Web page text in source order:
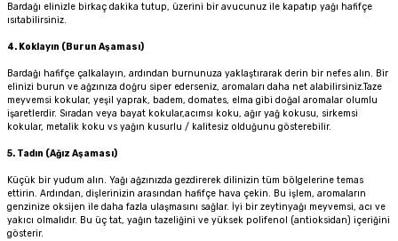
Bardağı elinizle birkaç dakika tutup, üzerini bir avucunuz ile kapatıp yağı hafifçe
ısıtabilirsiniz.
4. Koklayın (Burun Aşaması)
Bardağı hafifçe çalkalayın, ardından burnunuza yaklaştırarak derin bir nefes alın. Bir
elinizi burun ve ağzınıza doğru siper ederseniz, aromaları daha net alabilirsiniz.Taze
meyvemsi kokular, yeşil yaprak, badem, domates, elma gibi doğal aromalar olumlu
işaretlerdir. Sıradan veya bayat kokular,acımsı koku, ağır yağ kokusu, sirkemsi
kokular, metalik koku vs yağın kusurlu / kalitesiz olduğunu gösterebilir.
5. Tadın (Ağız Aşaması)
Küçük bir yudum alın. Yağı ağzınızda gezdirerek dilinizin tüm bölgelerine temas
ettirin. Ardından, dişlerinizin arasından hafifçe hava çekin. Bu işlem, aromaların
genzinize oksijen ile daha fazla ulaşmasını sağlar. İyi bir zeytinyağı meyvemsi, acı ve
yakıcı olmalıdır. Bu üç tat, yağın tazeliğini ve yüksek polifenol (antioksidan) içeriğini
gösterir.